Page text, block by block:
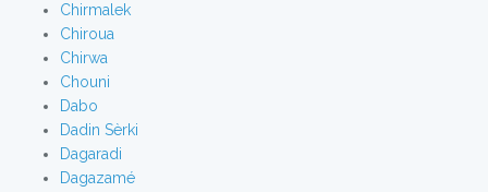
Chirmalek
Chiroua
Chirwa
Chouni
Dabo
Dadin Sèrki
Dagaradi
Dagazamé